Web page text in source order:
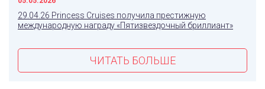
29.04.26 Princess Cruises получила престижную
международную награду «Пятизвездочный бриллиант»
ЧИТАТЬ БОЛЬШЕ